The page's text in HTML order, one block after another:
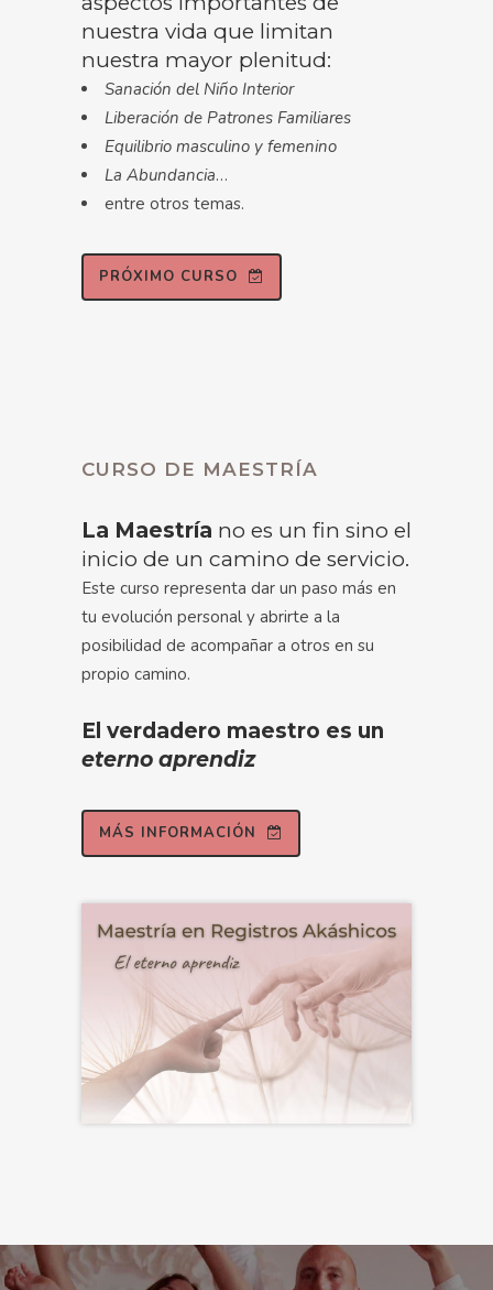
nuestra vida que limitan
nuestra mayor plenitud:
Sanación del Niño Interior
Liberación de Patrones Familiares
Equilibrio masculino y femenino
La Abundancia…
entre otros temas.
PRÓXIMO CURSO
CURSO DE MAESTRÍA
La Maestría no es un fin sino el
inicio de un camino de servicio.
Este curso representa dar un paso más en
tu evolución personal y abrirte a la
posibilidad de acompañar a otros en su
propio camino.
El verdadero maestro es un
eterno aprendiz
MÁS INFORMACIÓN